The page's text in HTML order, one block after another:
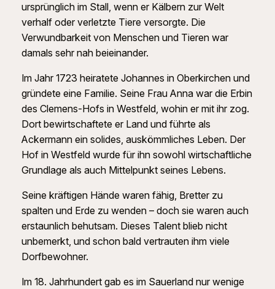
ursprünglich im Stall, wenn er Kälbern zur Welt
verhalf oder verletzte Tiere versorgte. Die
Verwundbarkeit von Menschen und Tieren war
damals sehr nah beieinander.
Im Jahr 1723 heiratete Johannes in Oberkirchen und
gründete eine Familie. Seine Frau Anna war die Erbin
des Clemens-Hofs in Westfeld, wohin er mit ihr zog.
Dort bewirtschaftete er Land und führte als
Ackermann ein solides, auskömmliches Leben. Der
Hof in Westfeld wurde für ihn sowohl wirtschaftliche
Grundlage als auch Mittelpunkt seines Lebens.
Seine kräftigen Hände waren fähig, Bretter zu
spalten und Erde zu wenden – doch sie waren auch
erstaunlich behutsam. Dieses Talent blieb nicht
unbemerkt, und schon bald vertrauten ihm viele
Dorfbewohner.
Im 18. Jahrhundert gab es im Sauerland nur wenige